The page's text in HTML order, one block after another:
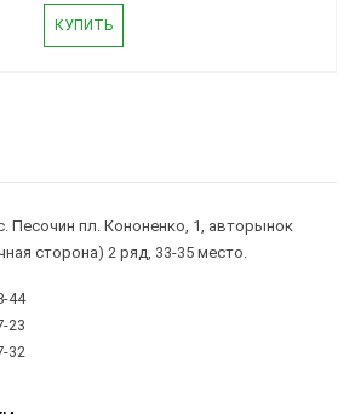
КУПИТЬ
Песочин пл. Кононенко, 1, авторынок
сторона) 2 ряд, 33-35 место.
44
23
32